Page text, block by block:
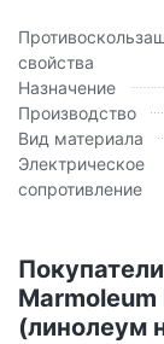
свойства
Назначение
Производство
Вид материала
Электрическое
сопротивление
(линолеум